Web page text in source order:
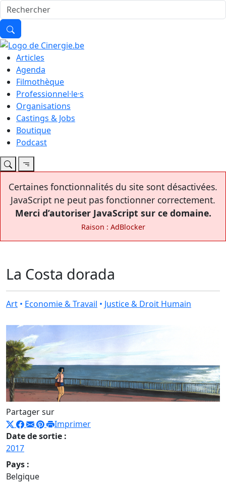
Articles
Agenda
Filmothèque
Professionnel·le·s
Organisations
Castings & Jobs
Boutique
Podcast
Certaines fonctionnalités du site sont désactivées.
JavaScript ne peut pas fonctionner correctement.
Merci d’autoriser JavaScript sur ce domaine.
Raison : AdBlocker
La Costa dorada
Art • Economie & Travail • Justice & Droit Humain
Partager sur
Imprimer
Date de sortie :
2017
Pays :
Belgique